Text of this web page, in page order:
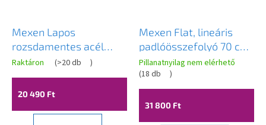
Mexen Lapos
rozsdamentes acél
zuhanyfolyó 70 cm
minta M18, 1023070-15
Raktáron (>20 db )
20 490 Ft
Mexen Flat, lineáris
padlóösszefolyó 70 cm,
M01, grafit matt,
1E20070-15
Pillanatnyilag nem elérhető
(18 db )
31 800 Ft